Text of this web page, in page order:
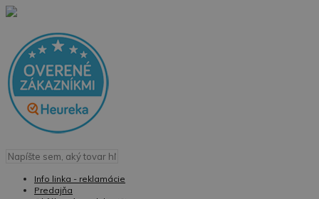
Info linka - reklamácie
Predajňa